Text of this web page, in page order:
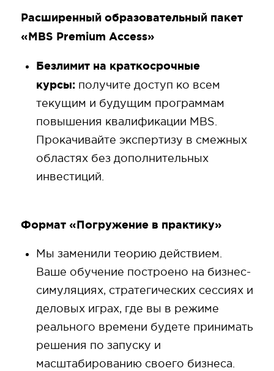
Расширенный образовательный пакет
«MBS Premium Access»
Безлимит на краткосрочные
курсы: получите доступ ко всем
текущим и будущим программам
повышения квалификации MBS.
Прокачивайте экспертизу в смежных
областях без дополнительных
инвестиций.
Формат «Погружение в практику»
Мы заменили теорию действием.
Ваше обучение построено на бизнес-
симуляциях, стратегических сессиях и
деловых играх, где вы в режиме
реального времени будете принимать
решения по запуску и
масштабированию своего бизнеса.